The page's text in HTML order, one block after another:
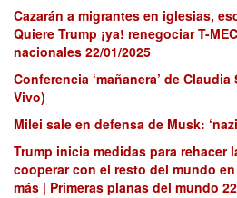
Cazarán a migrantes en iglesias,
Quiere Trump ¡ya! renegociar T-
nacionales 22/01/2025
Conferencia ‘mañanera’ de
Vivo)
Milei sale en defensa de Musk:
Trump inicia medidas para rehacer
cooperar con el resto del mundo
más | Primeras planas del mundo